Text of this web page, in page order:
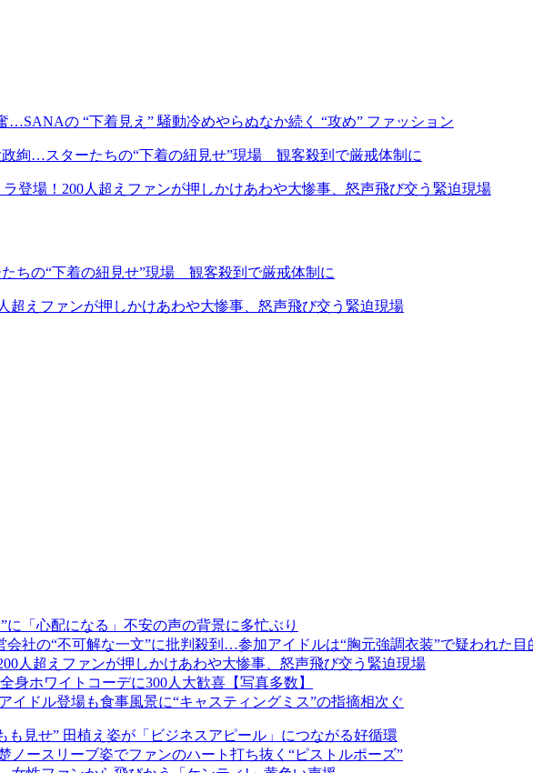
の “下着見え” 騒動冷めやらぬなか続く “攻め” ファッション
絢…スターたちの“下着の紐見せ”現場 観客殺到で厳戒体制に
登場！200人超えファンが押しかけあわや大惨事、怒声飛び交う緊迫現場
ちの“下着の紐見せ”現場 観客殺到で厳戒体制に
超えファンが押しかけあわや大惨事、怒声飛び交う緊迫現場
「心配になる」不安の声の背景に多忙ぶり
社の“不可解な一文”に批判殺到…参加アイドルは“胸元強調衣装”で疑われた目
人超えファンが押しかけあわや大惨事、怒声飛び交う緊迫現場
ホワイトコーデに300人大歓喜【写真多数】
イドル登場も食事風景に“キャスティングミス”の指摘相次ぐ
見せ” 田植え姿が「ビジネスアピール」につながる好循環
ースリーブ姿でファンのハート打ち抜く“ピストルポーズ”